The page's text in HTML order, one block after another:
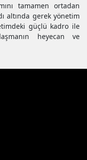
tamamen ortadan
altında gerek yönetim
güçlü kadro ile
heyecan ve